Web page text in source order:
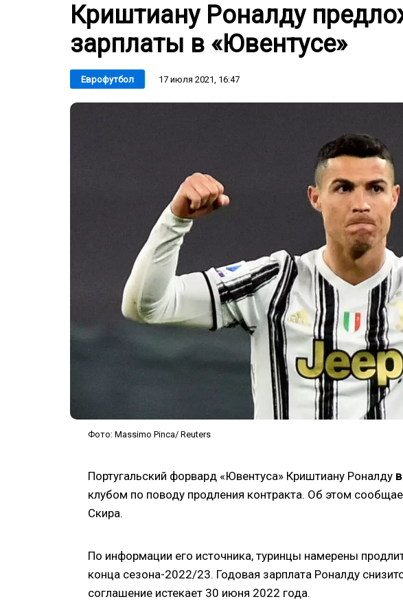
Криштиану Роналду
зарплаты в «Ювентусе»
Еврофутбол 17 июля 2021, 16:47
Фото: Massimo Pinca/ Reuters
Португальский форвард «Ювентуса» Криштиану Роналду
клубом по поводу продления контракта. Об этом
Скира.
По информации его источника, туринцы намерены
конца сезона-2022/23. Годовая зарплата Роналду
соглашение истекает 30 июня 2022 года.